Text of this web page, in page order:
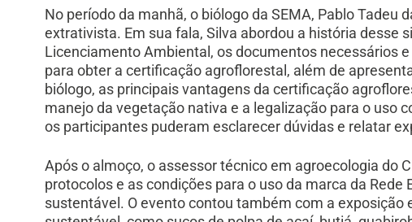
No período da manhã, o biólogo da SEMA, Pablo Tadeu
extrativista. Em sua fala, Silva abordou a história desse
Licenciamento Ambiental, os documentos necessários
para obter a certificação agroflorestal, além de
biólogo, as principais vantagens da certificação
manejo da vegetação nativa e a legalização para o uso
os participantes puderam esclarecer dúvidas e relatar
Após o almoço, o assessor técnico em agroecologia do
protocolos e as condições para o uso da marca da Rede
sustentável. O evento contou também com a